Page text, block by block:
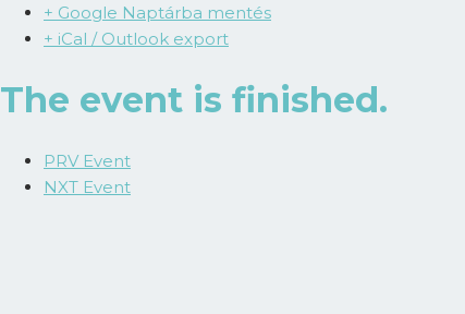
+ Google Naptárba mentés
+ iCal / Outlook export
The event is finished.
PRV Event
NXT Event